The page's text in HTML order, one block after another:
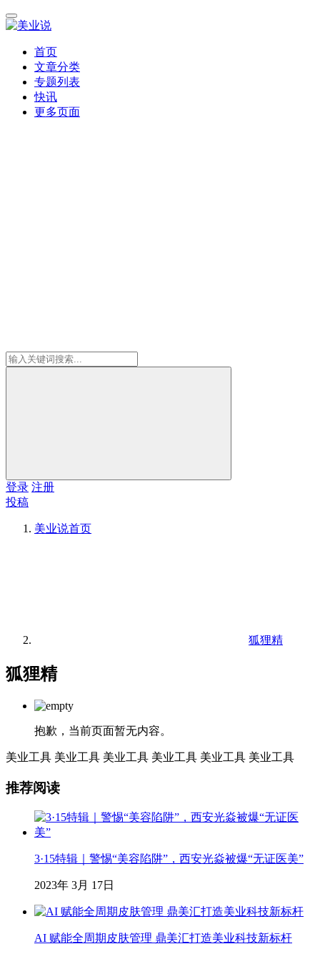
首页
文章分类
专题列表
快讯
更多页面
登录 注册
投稿
美业说首页
狐狸精
狐狸精
抱歉，当前页面暂无内容。
美业工具 美业工具 美业工具 美业工具 美业工具 美业工具
推荐阅读
3·15特辑｜警惕“美容陷阱”，西安光焱被爆“无证医美”
2023年 3月 17日
AI 赋能全周期皮肤管理 鼎美汇打造美业科技新标杆